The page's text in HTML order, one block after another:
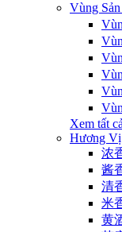
Vùng
Xem tất cả
Hương Vị
浓
酱
清
米
黄